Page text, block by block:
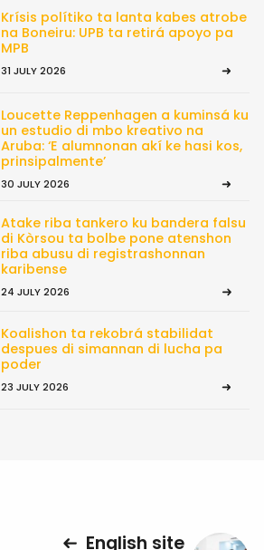
Krísis polítiko ta lanta kabes atrobe
na Boneiru: UPB ta retirá apoyo pa
MPB
31 JULY 2026
Loucette Reppenhagen a kuminsá ku
un estudio di mbo kreativo na
Aruba: ‘E alumnonan akí ke hasi kos,
prinsipalmente’
30 JULY 2026
Atake riba tankero ku bandera falsu
di Kòrsou ta bolbe pone atenshon
riba abusu di registrashonnan
karibense
24 JULY 2026
Koalishon ta rekobrá stabilidat
despues di simannan di lucha pa
poder
23 JULY 2026
English site